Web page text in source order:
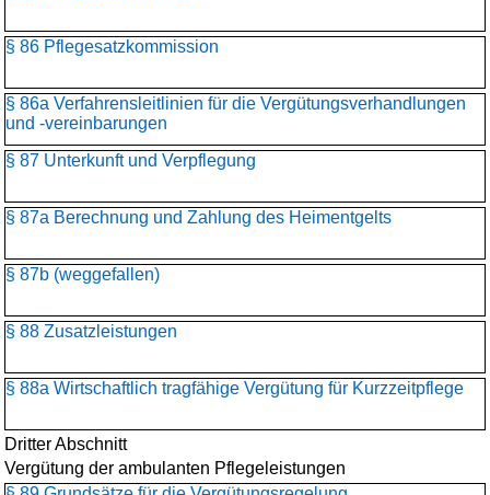
§ 86 Pflegesatzkommission
§ 86a Verfahrensleitlinien für die Vergütungsverhandlungen
und -vereinbarungen
§ 87 Unterkunft und Verpflegung
§ 87a Berechnung und Zahlung des Heimentgelts
§ 87b (weggefallen)
§ 88 Zusatzleistungen
§ 88a Wirtschaftlich tragfähige Vergütung für Kurzzeitpflege
Dritter Abschnitt
Vergütung der ambulanten Pflegeleistungen